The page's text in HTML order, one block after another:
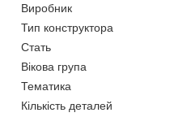
Виробник
Тип конструктора
Стать
Вікова група
Тематика
Кількість деталей